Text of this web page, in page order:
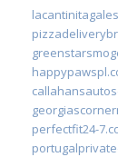
perfectfit24-